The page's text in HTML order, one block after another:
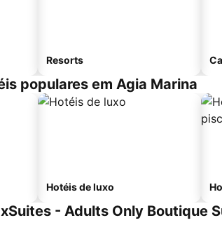
Resorts
populares em Agia Marina
Hotéis de luxo
- Adults Only Boutique